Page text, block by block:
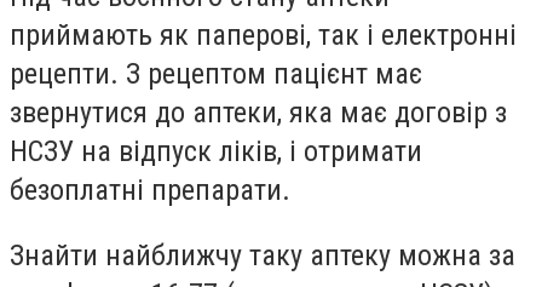
приймають як паперові, так і електронні
рецепти. З рецептом пацієнт має
звернутися до аптеки, яка має договір з
НСЗУ на відпуск ліків, і отримати
безоплатні препарати.
Знайти найближчу таку аптеку можна за